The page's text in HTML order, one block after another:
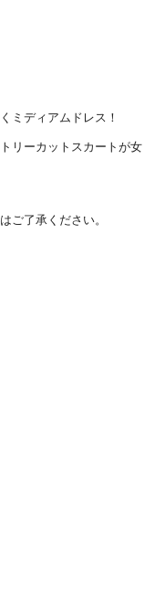
ミディアムドレス！
リーカットスカートが女
ご了承ください。